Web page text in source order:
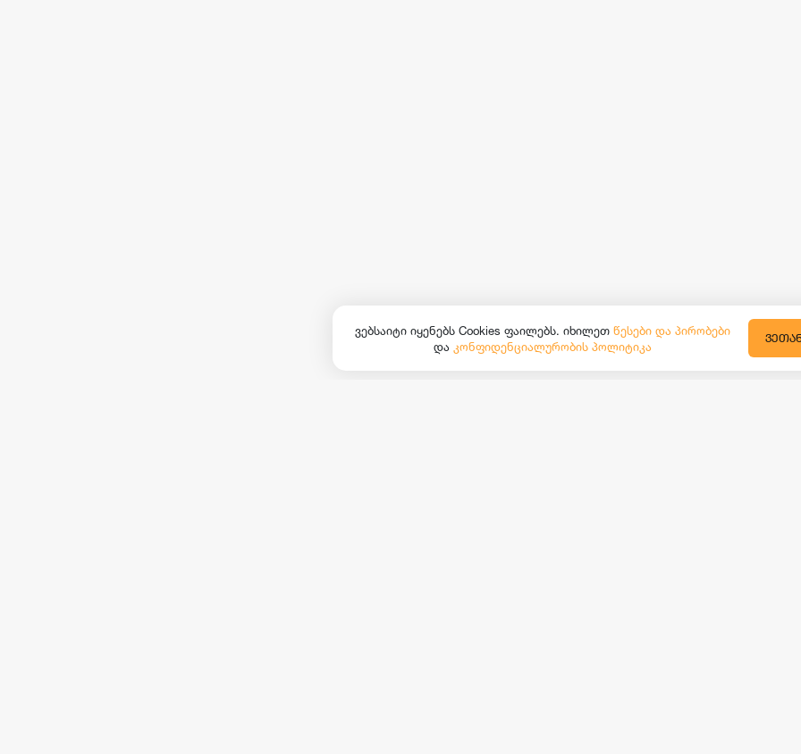
ვებსაიტი იყენებს Cookies ფაილებს. იხილეთ წესები და პირობები
და კონფიდენციალურობის პოლიტიკა